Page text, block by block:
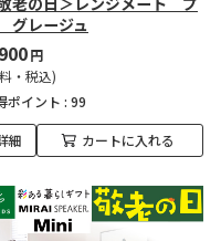
グレージュ
円
・税込)
ポイント : 99
細 カートに入れる